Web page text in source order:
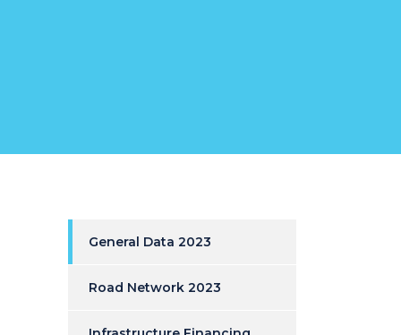
General Data 2023
Road Network 2023